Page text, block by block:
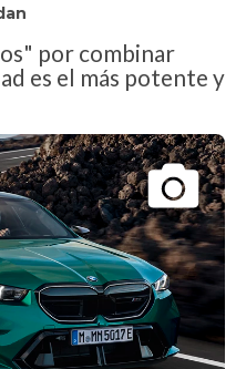
por combinar
es el más potente y